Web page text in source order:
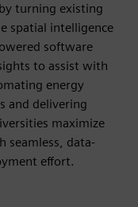
turning existing
spatial intelligence
software
to assist with
energy
and delivering
maximize
seamless, data-
effort.